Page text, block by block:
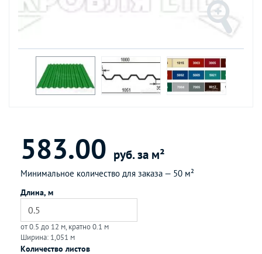
583.00 руб. за м²
Минимальное количество для заказа — 50 м²
Длина, м
от 0.5 до 12 м, кратно 0.1 м
Ширина: 1,051 м
Количество листов